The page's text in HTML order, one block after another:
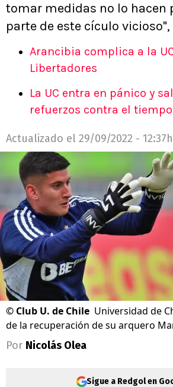
tomar medidas no lo hacen
parte de este cículo
Arancibia complica a la
Libertadores
La UC entra en pánico y
refuerzos contra el tiempo
Actualizado el 29/09/2022 -
© Club U. de Chile Universidad de
de la recuperación de su arquero
Por Nicolás Olea
Sigue a Redgol en